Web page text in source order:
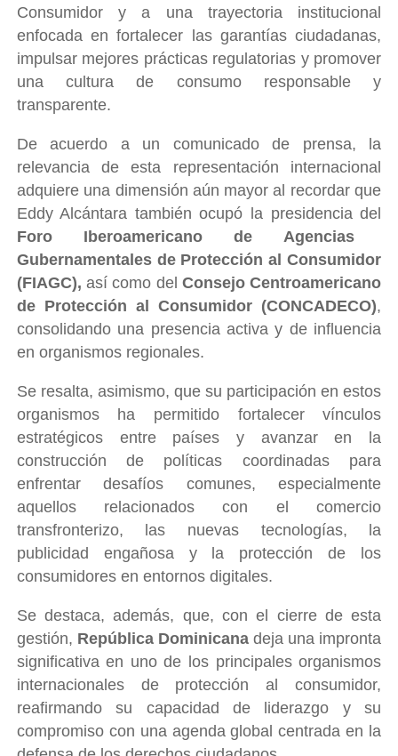
Consumidor y a una trayectoria institucional
enfocada en fortalecer las garantías ciudadanas,
impulsar mejores prácticas regulatorias y promover
una cultura de consumo responsable y
transparente.
De acuerdo a un comunicado de prensa, la
relevancia de esta representación internacional
adquiere una dimensión aún mayor al recordar que
Eddy Alcántara también ocupó la presidencia del
Foro Iberoamericano de Agencias
Gubernamentales de Protección al Consumidor
(FIAGC), así como del Consejo Centroamericano
de Protección al Consumidor (CONCADECO),
consolidando una presencia activa y de influencia
en organismos regionales.
Se resalta, asimismo, que su participación en estos
organismos ha permitido fortalecer vínculos
estratégicos entre países y avanzar en la
construcción de políticas coordinadas para
enfrentar desafíos comunes, especialmente
aquellos relacionados con el comercio
transfronterizo, las nuevas tecnologías, la
publicidad engañosa y la protección de los
consumidores en entornos digitales.
Se destaca, además, que, con el cierre de esta
gestión, República Dominicanadeja una impronta
significativa en uno de los principales organismos
internacionales de protección al consumidor,
reafirmando su capacidad de liderazgo y su
compromiso con una agenda global centrada en la